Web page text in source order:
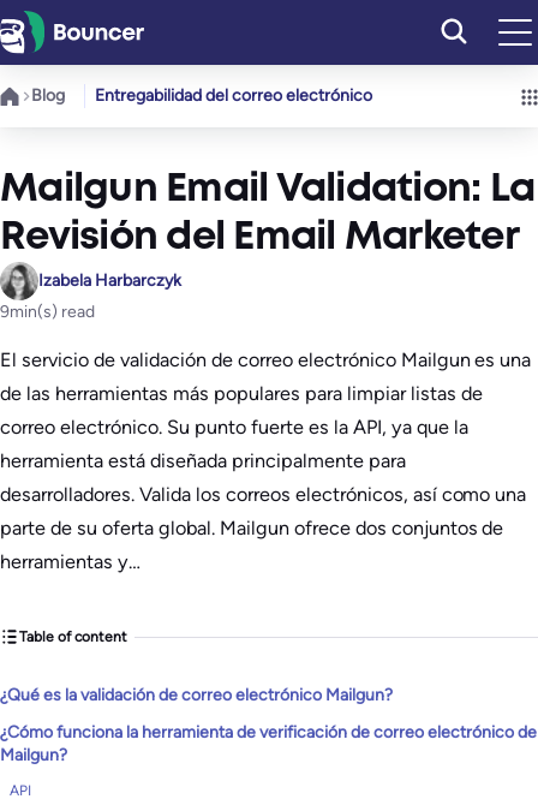
Saltar
al
contenido
Blog Entregabilidad del correo electrónico
Mailgun Email Validation: La
Revisión del Email Marketer
Izabela Harbarczyk
9min(s) read
El servicio de validación de correo electrónico Mailgun es una
de las herramientas más populares para limpiar listas de
correo electrónico. Su punto fuerte es la API, ya que la
herramienta está diseñada principalmente para
desarrolladores. Valida los correos electrónicos, así como una
parte de su oferta global. Mailgun ofrece dos conjuntos de
herramientas y…
Table of content
¿Qué es la validación de correo electrónico Mailgun?
¿Cómo funciona la herramienta de verificación de correo electrónico de
Mailgun?
API